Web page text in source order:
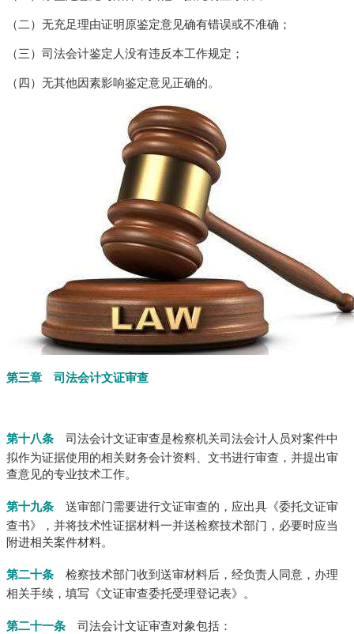
（二）无充足理由证明原鉴定意见确有错误或不准确；
（三）司法会计鉴定人没有违反本工作规定；
（四）无其他因素影响鉴定意见正确的。
第三章 司法会计文证审查
第十八条 司法会计文证审查是检察机关司法会计人员对案件中
拟作为证据使用的相关财务会计资料、文书进行审查，并提出审
查意见的专业技术工作。
第十九条 送审部门需要进行文证审查的，应出具《委托文证审
查书》，并将技术性证据材料一并送检察技术部门，必要时应当
附进相关案件材料。
第二十条 检察技术部门收到送审材料后，经负责人同意，办理
相关手续，填写《文证审查委托受理登记表》。
第二十一条 司法会计文证审查对象包括：